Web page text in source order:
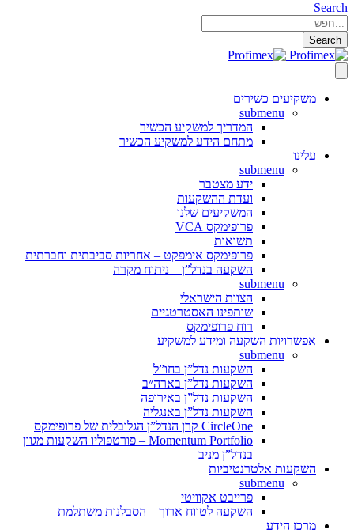
Search
Search
משקיעים כשירים
submenu
המדריך למשקיע הכשיר
מתחם הידע למשקיע הכשיר
עלינו
submenu
ידע מצטבר
ועדת ההשקעות
המשקיעים שלנו
פרופימקס VCA
תשואות
פרופימקס אימפקט – אחריות סביבתית וחברתית
השקעה בנדל”ן – ניתוח מקרה
submenu
הצוות הישראלי
שותפינו האסטרטגיים
רוח פרופימקס
אפשרויות השקעה ומידע למשקיע
submenu
השקעות נדל”ן בחו”ל
השקעות נדל”ן בארה״ב
השקעות נדל”ן באירופה
השקעות נדל”ן באנגליה
CircleOne קרן הנדל”ן הגלובלית של פרופימקס
Momentum Portfolio – פורטפוליו השקעות מגוון
בנדל”ן מניב
השקעות אלטרנטיביות
submenu
פרייבט אקוויטי
השקעה לטווח ארוך – הסבלנות משתלמת
מרכז הידע